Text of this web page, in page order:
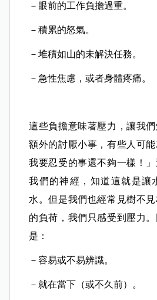
－眼前的工作負擔過重。
－積累的怒氣。
－堆積如山的未解決任務。
－急性焦慮，或者身體疼痛。
這些負擔意味著壓力，讓我
額外的討厭小事，有些人可
我要忍受的事還不夠一樣！
我們的神經，知道這就是讓
水。但是我們也經常見樹不
的負荷，我們只感受到壓力
是：
－容易或不易辨識。
－就在當下（或不久前）。